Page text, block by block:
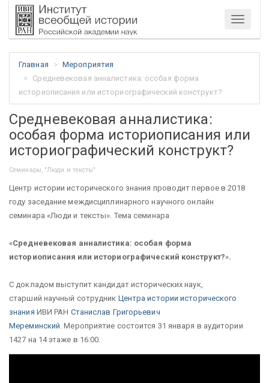
Меню
Главная
Мероприятия
Средневековая анналистика: особая форма
историописания или историографический конструкт?
Средневековая анналистика:
особая форма историописания или
историографический конструкт?
Семинары, "Люди и тексты"
Центр истории исторического знания проводит первое в 2018
году заседание междисциплинарного научного онлайн
семинара «Люди и тексты». Тема семинара
«Средневековая анналистика: особая форма
историописания или историографический конструкт?».
С докладом выступит кандидат исторических наук,
старший научный сотрудник Центра истории исторического
знания ИВИ РАН Станислав Григорьевич
Мереминский . Мероприятие состоится 31 января в аудитории
1427 на 14 этаже в 16:00.